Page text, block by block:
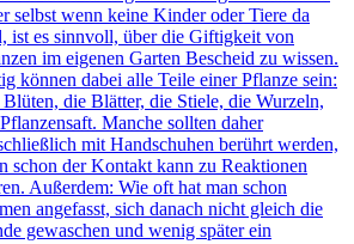
selbst wenn keine Kinder oder Tiere da
ist es sinnvoll, über die Giftigkeit von
im eigenen Garten Bescheid zu wissen.
können dabei alle Teile einer Pflanze sein:
die Blätter, die Stiele, die Wurzeln,
Manche sollten daher
mit Handschuhen berührt werden,
schon der Kontakt kann zu Reaktionen
Außerdem: Wie oft hat man schon
angefasst, sich danach nicht gleich die
gewaschen und wenig später ein